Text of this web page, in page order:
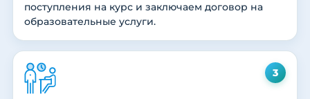
поступления на курс и заключаем договор на
образовательные услуги.
3